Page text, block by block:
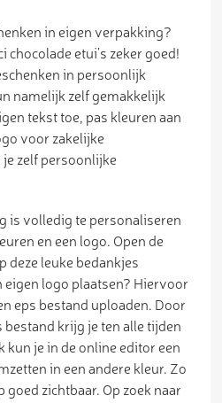
in eigen verpakking?
chocolade etui’s zeker goed!
in persoonlijk
namelijk zelf gemakkelijk
tekst toe, pas kleuren aan
voor zakelijke
zelf persoonlijke
is volledig te personaliseren
en een logo. Open de
deze leuke bedankjes
eigen logo plaatsen? Hiervoor
eps bestand uploaden. Door
bestand krijg je ten alle tijden
kun je in de online editor een
in een andere kleur. Zo
zichtbaar. Op zoek naar